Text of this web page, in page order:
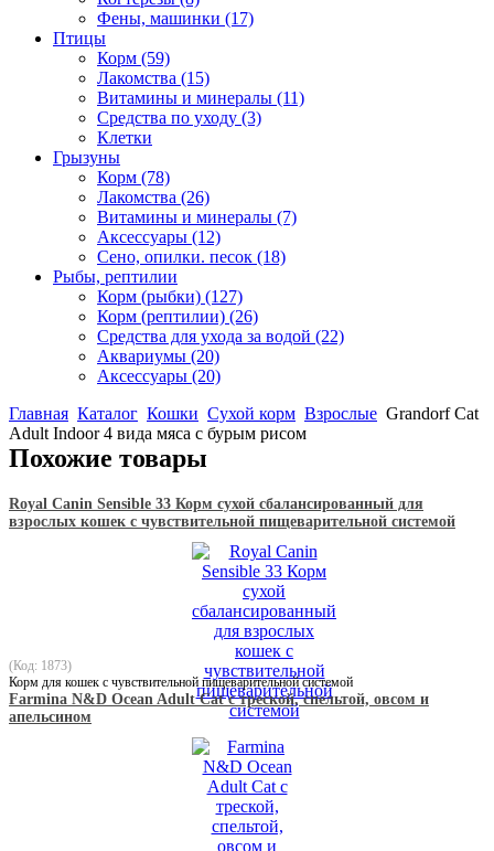
Фены, машинки (17)
Птицы
Корм (59)
Лакомства (15)
Витамины и минералы (11)
Средства по уходу (3)
Клетки
Грызуны
Корм (78)
Лакомства (26)
Витамины и минералы (7)
Аксессуары (12)
Сено, опилки. песок (18)
Рыбы, рептилии
Корм (рыбки) (127)
Корм (рептилии) (26)
Средства для ухода за водой (22)
Аквариумы (20)
Аксессуары (20)
Главная Каталог Кошки Сухой корм Взрослые Grandorf Cat
Adult Indoor 4 вида мяса с бурым рисом
Похожие товары
Royal Canin Sensible 33 Корм сухой сбалансированный для
взрослых кошек с чувствительной пищеварительной системой
(Код: 1873)
Корм для кошек с чувствительной пищеварительной системой
Farmina N&D Ocean Adult Cat с треской, спельтой, овсом и
апельсином